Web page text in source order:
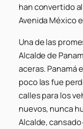
han convertido
Avenida México
Una de las
Alcalde de
aceras. Panamá
poco las fue
calles para los
nuevos, nunca
Alcalde,